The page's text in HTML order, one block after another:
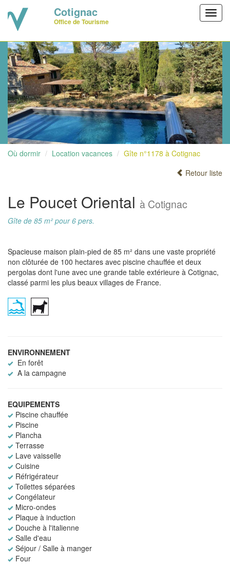
Cotignac
Office de Tourisme
Où dormir Location vacances
Gîte n°1178 à Cotignac
Retour liste
Le Poucet Oriental à Cotignac
Gîte de 85 m² pour 6 pers.
Spacieuse maison plain-pied de 85 m² dans une vaste propriété
non clôturée de 100 hectares avec piscine chauffée et deux
pergolas dont l'une avec une grande table extérieure à Cotignac,
classé parmi les plus beaux villages de France.
ENVIRONNEMENT
En forêt
A la campagne
EQUIPEMENTS
Piscine chauffée
Piscine
Plancha
Terrasse
Lave vaisselle
Cuisine
Réfrigérateur
Toilettes séparées
Congélateur
Micro-ondes
Plaque à induction
Douche à l'italienne
Salle d'eau
Séjour / Salle à manger
Four